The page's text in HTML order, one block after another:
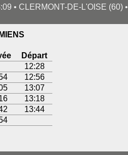
• CLERMONT-DE-L'OISE (60) •
Départ
12:28
12:56
13:07
13:18
13:44